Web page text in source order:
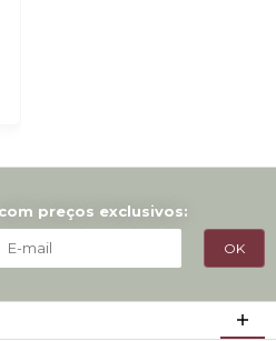
preços exclusivos: